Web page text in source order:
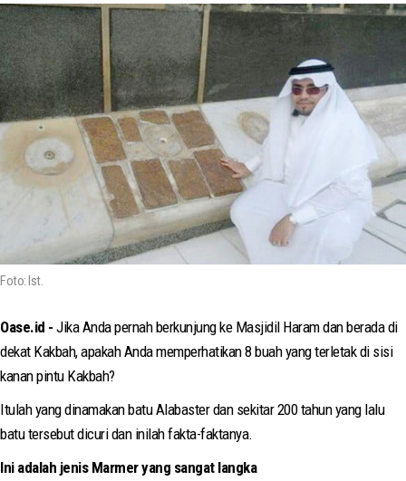
Foto: Ist.
Oase.id - Jika Anda pernah berkunjung ke Masjidil Haram dan berada di
dekat Kakbah, apakah Anda memperhatikan 8 buah yang terletak di sisi
kanan pintu Kakbah?
Itulah yang dinamakan batu Alabaster dan sekitar 200 tahun yang lalu
batu tersebut dicuri dan inilah fakta-faktanya.
Ini adalah jenis Marmer yang sangat langka